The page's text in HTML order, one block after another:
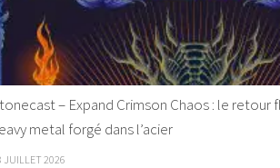
– Expand Crimson Chaos : le retour
metal forgé dans l’acier
JUILLET 2026